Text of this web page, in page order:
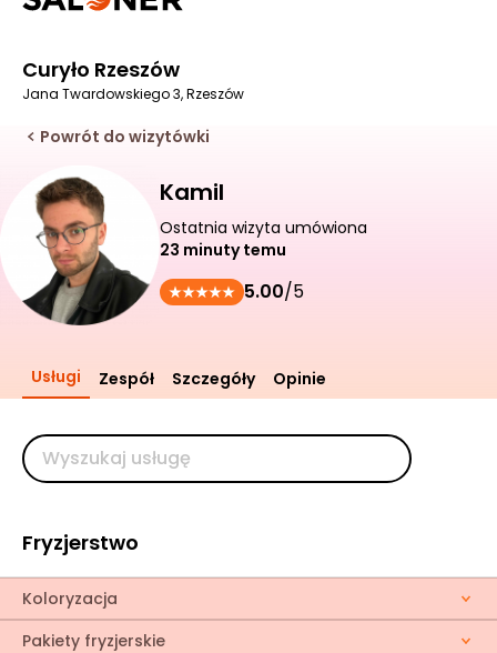
Curyło Rzeszów
Jana Twardowskiego 3, Rzeszów
Powrót do wizytówki
Kamil
Ostatnia wizyta umówiona
23 minuty temu
5.00/5
Usługi Zespół Szczegóły Opinie
Fryzjerstwo
Koloryzacja
Pakiety fryzjerskie